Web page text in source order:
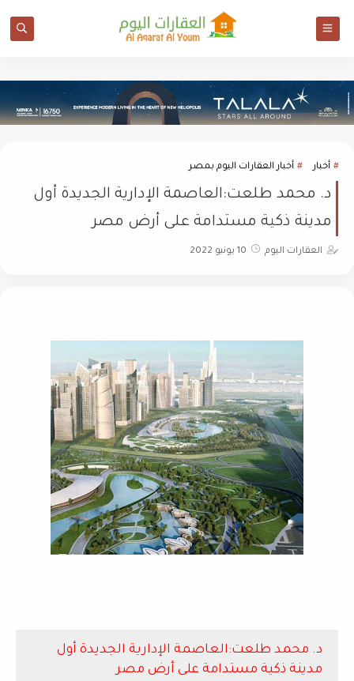
أخبار أخبار العقارات اليوم بمصر
د. محمد طلعت:العاصمة الإدارية الجديدة أول
مدينة ذكية مستدامة على أرض مصر
العقارات اليوم 10 يونيو 2022
د. محمد طلعت:العاصمة الإدارية الجديدة أول
مدينة ذكية مستدامة على أرض مصر